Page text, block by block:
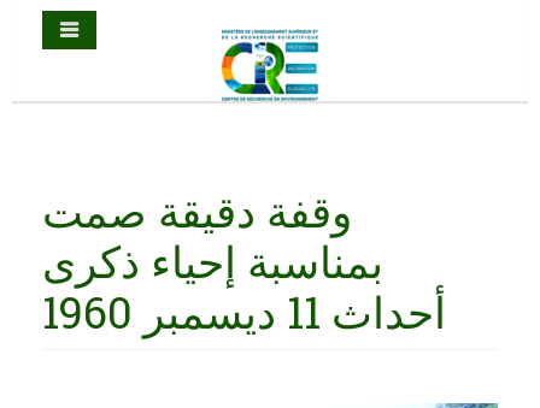
وقفة دقيقة صمت
بمناسبة إحياء ذكرى
أحداث 11 ديسمبر 1960